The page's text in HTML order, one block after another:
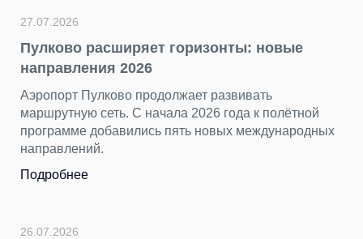
27.07.2026
Пулково расширяет горизонты: новые
направления 2026
Аэропорт Пулково продолжает развивать
маршрутную сеть. С начала 2026 года к полётной
программе добавились пять новых международных
направлений.
Подробнее
26.07.2026